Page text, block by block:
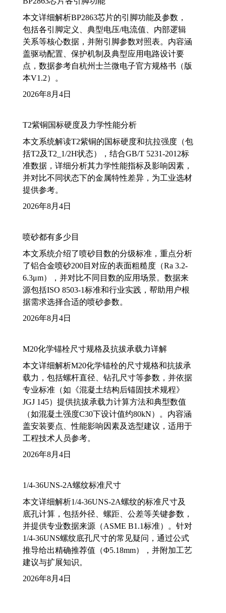
本文详细解析BP2863芯片的引脚功能及参数，
包括各引脚定义、典型电压/电流值、内部逻辑
关系等核心数据，并附引脚参数对照表。内容涵
盖驱动配置、保护机制及典型应用电路设计要
点，数据参考自杭州士兰微电子官方规格书（版
本V1.2）。
2026年8月4日
T2紫铜国标硬度及力学性能分析
本文系统解读T2紫铜的国标硬度和抗拉强度（包
括T2及T2_1/2H状态），结合GB/T 5231-2012标
准数据，详细分析其力学性能指标及影响因素，
并对比不同状态下的金属特性差异，为工业选材
提供参考。
2026年8月4日
喷砂都有多少目
本文系统介绍了喷砂目数的分级标准，重点分析
了铝合金喷砂200目对应的表面粗糙度（Ra 3.2-
6.3μm），并对比不同目数的应用场景。数据来
源包括ISO 8503-1标准和行业实践，帮助用户根
据需求选择合适的喷砂参数。
2026年8月4日
M20化学锚栓尺寸规格及抗拔承载力详解
本文详细解析M20化学锚栓的尺寸规格和抗拔承
载力，包括螺杆直径、钻孔尺寸等参数，并依据
专业标准（如《混凝土结构后锚固技术规程》
JGJ 145）提供抗拔承载力计算方法和典型数值
（如混凝土强度C30下设计值约80kN）。内容涵
盖安装要点、性能影响因素及选型建议，适用于
工程技术人员参考。
2026年8月4日
1/4-36UNS-2A螺纹标准尺寸
本文详细解析1/4-36UNS-2A螺纹的标准尺寸及
底孔计算，包括外径、螺距、公差等关键参数，
并提供专业数据来源（ASME B1.1标准）。针对
1/4-36UNS螺纹底孔尺寸的常见疑问，通过公式
推导给出精确推荐值（Φ5.18mm），并附加工艺
建议与扩展知识。
2026年8月4日